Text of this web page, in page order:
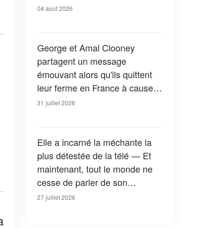
04 août 2026
George et Amal Clooney
partagent un message
émouvant alors qu'ils quittent
leur ferme en France à cause
des feux de forêt — Tous les
31 juillet 2026
Elle a incarné la méchante la
plus détestée de la télé — Et
maintenant, tout le monde ne
cesse de parler de son
apparition dans la nouvelle
27 juillet 2026